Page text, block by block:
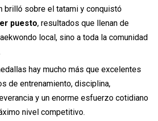
brilló sobre el tatami y conquistó
puesto, resultados que llenan de
local, sino a toda la comunidad
hay mucho más que excelentes
de entrenamiento, disciplina,
y un enorme esfuerzo cotidiano
nivel competitivo.